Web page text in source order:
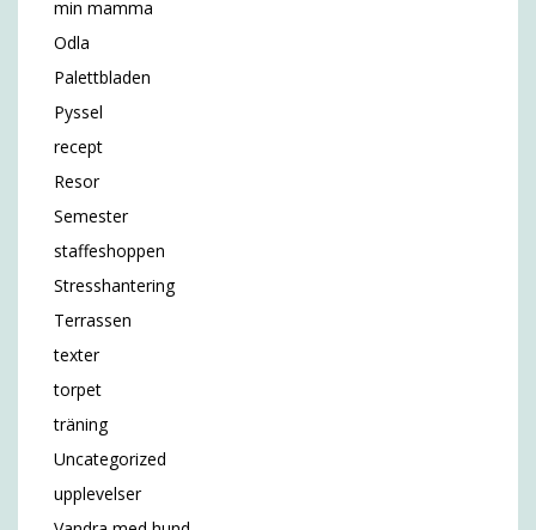
min mamma
Odla
Palettbladen
Pyssel
recept
Resor
Semester
staffeshoppen
Stresshantering
Terrassen
texter
torpet
träning
Uncategorized
upplevelser